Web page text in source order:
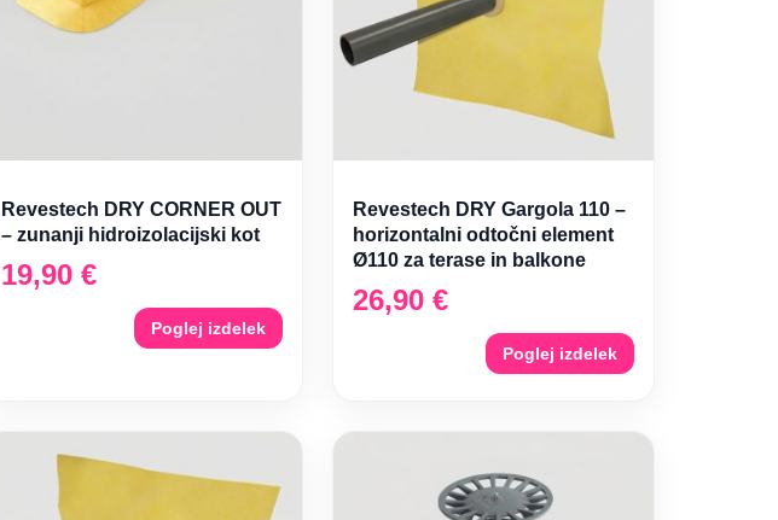
Revestech DRY CORNER OUT
– zunanji hidroizolacijski kot
19,90 €
Poglej izdelek
Revestech DRY Gargola 110 –
horizontalni odtočni element
Ø110 za terase in balkone
26,90 €
Poglej izdelek